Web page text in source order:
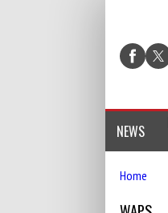
NEWS
Home